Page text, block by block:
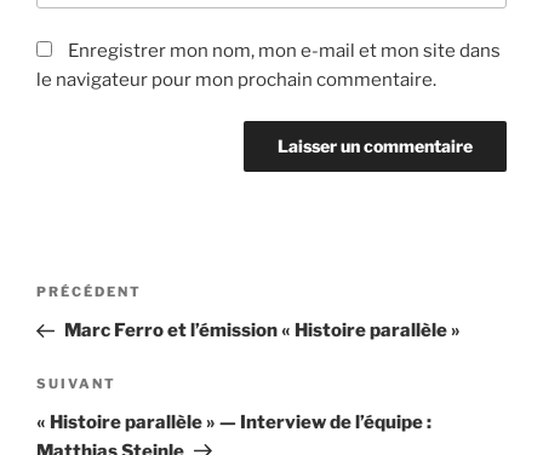
Enregistrer mon nom, mon e-mail et mon site dans
le navigateur pour mon prochain commentaire.
Navigation
l’article
Article
précédent
PRÉCÉDENT
Marc Ferro et l’émission « Histoire parallèle »
Article
suivant
SUIVANT
« Histoire parallèle » — Interview de l’équipe :